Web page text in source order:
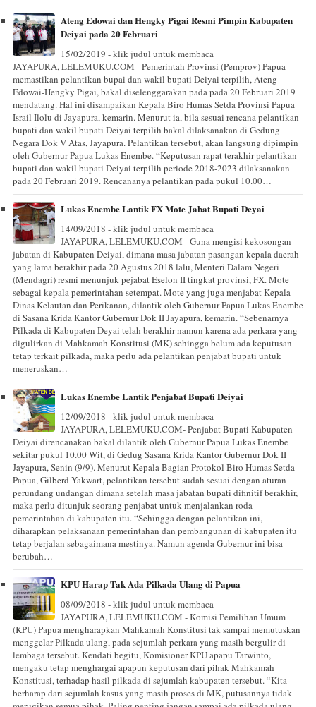
Ateng Edowai dan Hengky Pigai Resmi Pimpin Kabupaten
Deiyai pada 20 Februari
15/02/2019 - klik judul untuk membaca
JAYAPURA, LELEMUKU.COM - Pemerintah Provinsi (Pemprov) Papua
memastikan pelantikan bupai dan wakil bupati Deiyai terpilih, Ateng
Edowai-Hengky Pigai, bakal diselenggarakan pada pada 20 Februari 2019
mendatang. Hal ini disampaikan Kepala Biro Humas Setda Provinsi Papua
Israil Ilolu di Jayapura, kemarin. Menurut ia, bila sesuai rencana pelantikan
bupati dan wakil bupati Deiyai terpilih bakal dilaksanakan di Gedung
Negara Dok V Atas, Jayapura. Pelantikan tersebut, akan langsung dipimpin
oleh Gubernur Papua Lukas Enembe. “Keputusan rapat terakhir pelantikan
bupati dan wakil bupati Deiyai terpilih periode 2018-2023 dilaksanakan
pada 20 Februari 2019. Rencananya pelantikan pada pukul 10.00…
Lukas Enembe Lantik FX Mote Jabat Bupati Deyai
14/09/2018 - klik judul untuk membaca
JAYAPURA, LELEMUKU.COM - Guna mengisi kekosongan
jabatan di Kabupaten Deiyai, dimana masa jabatan pasangan kepala daerah
yang lama berakhir pada 20 Agustus 2018 lalu, Menteri Dalam Negeri
(Mendagri) resmi menunjuk pejabat Eselon II tingkat provinsi, FX. Mote
sebagai kepala pemerintahan setempat. Mote yang juga menjabat Kepala
Dinas Kelautan dan Perikanan, dilantik oleh Gubernur Papua Lukas Enembe
di Sasana Krida Kantor Gubernur Dok II Jayapura, kemarin. “Sebenarnya
Pilkada di Kabupaten Deyai telah berakhir namun karena ada perkara yang
digulirkan di Mahkamah Konstitusi (MK) sehingga belum ada keputusan
tetap terkait pilkada, maka perlu ada pelantikan penjabat bupati untuk
meneruskan…
Lukas Enembe Lantik Penjabat Bupati Deiyai
12/09/2018 - klik judul untuk membaca
JAYAPURA, LELEMUKU.COM- Penjabat Bupati Kabupaten
Deiyai direncanakan bakal dilantik oleh Gubernur Papua Lukas Enembe
sekitar pukul 10.00 Wit, di Gedug Sasana Krida Kantor Gubernur Dok II
Jayapura, Senin (9/9). Menurut Kepala Bagian Protokol Biro Humas Setda
Papua, Gilberd Yakwart, pelantikan tersebut sudah sesuai dengan aturan
perundang undangan dimana setelah masa jabatan bupati difinitif berakhir,
maka perlu ditunjuk seorang penjabat untuk menjalankan roda
pemerintahan di kabupaten itu. “Sehingga dengan pelantikan ini,
diharapkan pelaksanaan pemerintahan dan pembangunan di kabupaten itu
tetap berjalan sebagaimana mestinya. Namun agenda Gubernur ini bisa
berubah…
KPU Harap Tak Ada Pilkada Ulang di Papua
08/09/2018 - klik judul untuk membaca
JAYAPURA, LELEMUKU.COM - Komisi Pemilihan Umum
(KPU) Papua mengharapkan Mahkamah Konstitusi tak sampai memutuskan
menggelar Pilkada ulang, pada sejumlah perkara yang masih bergulir di
lembaga tersebut. Kendati begitu, Komisioner KPU apapu Tarwinto,
mengaku tetap menghargai apapun keputusan dari pihak Mahkamah
Konstitusi, terhadap hasil pilkada di sejumlah kabupaten tersebut. “Kita
berharap dari sejumlah kasus yang masih proses di MK, putusannya tidak